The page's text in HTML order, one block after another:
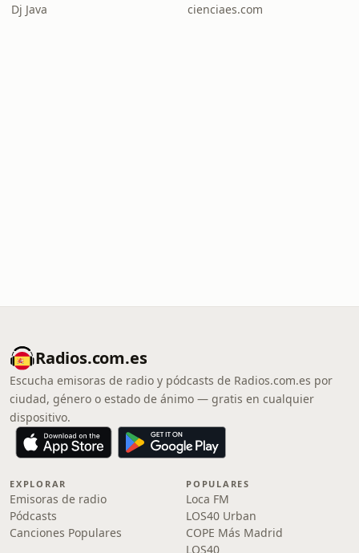
Dj Java cienciaes.com
Radios.com.es
Escucha emisoras de radio y pódcasts de Radios.com.es por
ciudad, género o estado de ánimo — gratis en cualquier
dispositivo.
EXPLORAR
Emisoras de radio
Pódcasts
Canciones Populares
POPULARES
Loca FM
LOS40 Urban
COPE Más Madrid
LOS40